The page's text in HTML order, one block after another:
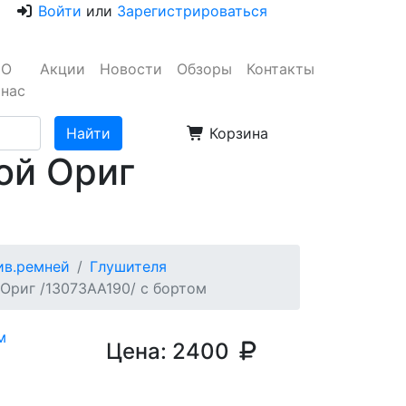
Войти или Зарегистрироваться
О
нас
Акции Новости Обзоры Контакты
Корзина
Ориг
Глушителя
/13073AA190/ с бортом
Цена: 2400